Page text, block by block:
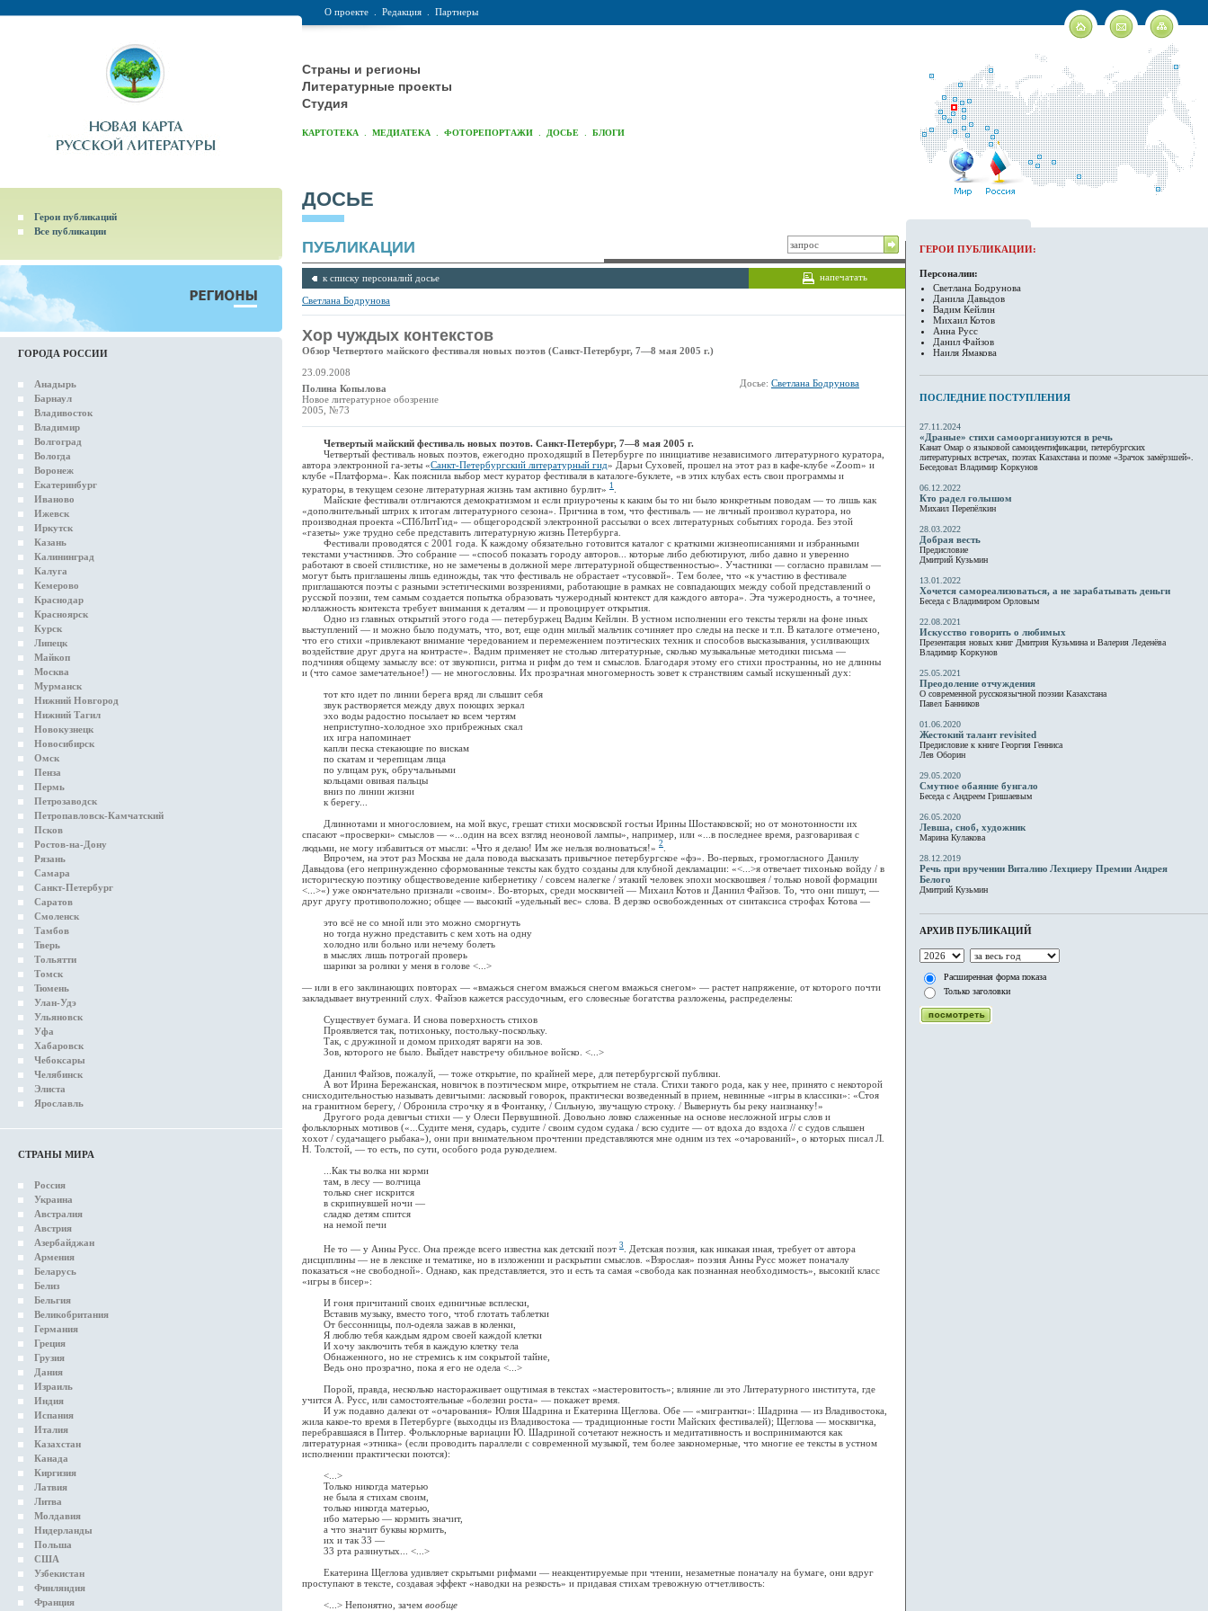
О проекте Редакция Партнеры
Страны и регионы
Литературные проекты
Студия
КАРТОТЕКА МЕДИАТЕКА ФОТОРЕПОРТАЖИ ДОСЬЕ БЛОГИ
Герои публикаций
Все публикации
ГОРОДА РОССИИ
Анадырь
Барнаул
Владивосток
Владимир
Волгоград
Вологда
Воронеж
Екатеринбург
Иваново
Ижевск
Иркутск
Казань
Калининград
Калуга
Кемерово
Краснодар
Красноярск
Курск
Липецк
Майкоп
Москва
Мурманск
Нижний Новгород
Нижний Тагил
Новокузнецк
Новосибирск
Омск
Пенза
Пермь
Петрозаводск
Петропавловск-Камчатский
Псков
Ростов-на-Дону
Рязань
Самара
Санкт-Петербург
Саратов
Смоленск
Тамбов
Тверь
Тольятти
Томск
Тюмень
Улан-Удэ
Ульяновск
Уфа
Хабаровск
Чебоксары
Челябинск
Элиста
Ярославль
СТРАНЫ МИРА
Россия
Украина
Австралия
Австрия
Азербайджан
Армения
Беларусь
Белиз
Бельгия
Великобритания
Германия
Греция
Грузия
Дания
Израиль
Индия
Испания
Италия
Казахстан
Канада
Киргизия
Латвия
Литва
Молдавия
Нидерланды
Польша
США
Узбекистан
Финляндия
Франция
ДОСЬЕ
ПУБЛИКАЦИИ
к списку персоналий досье напечатать
Светлана Бодрунова
Хор чуждых контекстов
Обзор Четвертого майского фестиваля новых поэтов (Санкт-Петербург, 7—8 мая 2005 г.)
23.09.2008
Полина Копылова
Новое литературное обозрение
2005, №73
Досье: Светлана Бодрунова
Четвертый майский фестиваль новых поэтов. Санкт-Петербург, 7—8 мая 2005 г.
Четвертый фестиваль новых поэтов, ежегодно проходящий в Петербурге по инициативе независимого литературного куратора,
автора электронной га-зеты «Санкт-Петербургский литературный гид» Дарьи Суховей, прошел на этот раз в кафе-клубе «Zoom» и
клубе «Платформа». Как пояснила выбор мест куратор фестиваля в каталоге-буклете, «в этих клубах есть свои программы и
кураторы, в текущем сезоне литературная жизнь там активно бурлит» 1
Майские фестивали отличаются демократизмом и если приурочены к каким бы то ни было конкретным поводам — то лишь как
«дополнительный штрих к итогам литературного сезона». Причина в том, что фестиваль — не личный произвол куратора, но
производная проекта «СПбЛитГид» — общегородской электронной рассылки о всех литературных событиях города. Без этой
«газеты» уже трудно себе представить литературную жизнь Петербурга.
Фестивали проводятся с 2001 года. К каждому обязательно готовится каталог с краткими жизнеописаниями и избранными
текстами участников. Это собрание — «способ показать городу авторов... которые либо дебютируют, либо давно и уверенно
работают в своей стилистике, но не замечены в должной мере литературной общественностью». Участники — согласно правилам —
могут быть приглашены лишь единожды, так что фестиваль не обрастает «тусовкой». Тем более, что «к участию в фестивале
приглашаются поэты с разными эстетическими воззрениями, работающие в рамках не совпадающих между собой представлений о
русской поэзии, тем самым создается попытка образовать чужеродный контекст для каждого автора». Эта чужеродность, а точнее,
коллажность контекста требует внимания к деталям — и провоцирует открытия.
Одно из главных открытий этого года — петербуржец Вадим Кейлин. В устном исполнении его тексты теряли на фоне иных
выступлений — и можно было подумать, что, вот, еще один милый мальчик сочиняет про следы на песке и т.п. В каталоге отмечено,
что его стихи «привлекают внимание чередованием и перемежением поэтических техник и способов высказывания, усиливающих
воздействие друг друга на контрасте». Вадим применяет не столько литературные, сколько музыкальные методики письма —
подчиняя общему замыслу все: от звукописи, ритма и рифм до тем и смыслов. Благодаря этому его стихи пространны, но не длинны
и (что самое замечательное!) — не многословны. Их прозрачная многомерность зовет к странствиям самый искушенный дух:
тот кто идет по линии берега вряд ли слышит себя
звук растворяется между двух поющих зеркал
эхо воды радостно посылает ко всем чертям
неприступно-холодное эхо прибрежных скал
их игра напоминает
капли песка стекающие по вискам
по скатам и черепицам лица
по улицам рук, обручальными
кольцами овивая пальцы
вниз по линии жизни
к берегу...
Длиннотами и многословием, на мой вкус, грешат стихи московской гостьи Ирины Шостаковской; но от монотонности их
спасают «просверки» смыслов — «...один на всех взгляд неоновой лампы», например, или «...в последнее время, разговаривая с
людьми, не могу избавиться от мысли: «Что я делаю! Им же нельзя волноваться!» 2
Впрочем, на этот раз Москва не дала повода высказать привычное петербургское «фэ». Во-первых, громогласного Данилу
Давыдова (его непринужденно сформованные тексты как будто созданы для клубной декламации: «<...>я отвечает тихонько войду / в
историческую поэтику обществоведение кибернетику / совсем налегке / этакий человек эпохи москвошвея / только новой формации
<...>«) уже окончательно признали «своим». Во-вторых, среди москвичей — Михаил Котов и Даниил Файзов. То, что они пишут, —
друг другу противоположно; общее — высокий «удельный вес» слова. В дерзко освобожденных от синтаксиса строфах Котова —
это всё не со мной или это можно сморгнуть
но тогда нужно представить с кем хоть на одну
холодно или больно или нечему болеть
в мыслях лишь потрогай проверь
шарики за ролики у меня в голове <...>
— или в его заклинающих повторах — «вмажься снегом вмажься снегом вмажься снегом» — растет напряжение, от которого почти
закладывает внутренний слух. Файзов кажется рассудочным, его словесные богатства разложены, распределены:
Существует бумага. И снова поверхность стихов
Проявляется так, потихоньку, постольку-поскольку.
Так, с дружиной и домом приходят варяги на зов.
Зов, которого не было. Выйдет навстречу обильное войско. <...>
Даниил Файзов, пожалуй, — тоже открытие, по крайней мере, для петербургской публики.
А вот Ирина Бережанская, новичок в поэтическом мире, открытием не стала. Стихи такого рода, как у нее, принято с некоторой
снисходительностью называть девичьими: ласковый говорок, практически возведенный в прием, невинные «игры в классики»: «Стоя
на гранитном берегу, / Обронила строчку я в Фонтанку, / Сильную, звучащую строку. / Вывернуть бы реку наизнанку!»
Другого рода девичьи стихи — у Олеси Первушиной. Довольно ловко слаженные на основе несложной игры слов и
фольклорных мотивов («...Судите меня, сударь, судите / своим судом судака / всю судите — от вдоха до вздоха // с судов слышен
хохот / судачащего рыбака»), они при внимательном прочтении представляются мне одним из тех «очарований», о которых писал Л.
Н. Толстой, — то есть, по сути, особого рода рукоделием.
...Как ты волка ни корми
там, в лесу — волчица
только снег искрится
в скрипнувшей ночи —
сладко детям спится
на немой печи
Не то — у Анны Русс. Она прежде всего известна как детский поэт 3
. Детская поэзия, как никакая иная, требует от автора
дисциплины — не в лексике и тематике, но в изложении и раскрытии смыслов. «Взрослая» поэзия Анны Русс может поначалу
показаться «не свободной». Однако, как представляется, это и есть та самая «свобода как познанная необходимость», высокий класс
«игры в бисер»:
И гоня причитаний своих единичные всплески,
Вставив музыку, вместо того, чтоб глотать таблетки
От бессонницы, пол-одеяла зажав в коленки,
Я люблю тебя каждым ядром своей каждой клетки
И хочу заключить тебя в каждую клетку тела
Обнаженного, но не стремись к им сокрытой тайне,
Ведь оно прозрачно, пока я его не одела <...>
Порой, правда, несколько настораживает ощутимая в текстах «мастеровитость»; влияние ли это Литературного института, где
учится А. Русс, или самостоятельные «болезни роста» — покажет время.
И уж подавно далеки от «очарования» Юлия Шадрина и Екатерина Щеглова. Обе — «мигрантки»: Шадрина — из Владивостока,
жила какое-то время в Петербурге (выходцы из Владивостока — традиционные гости Майских фестивалей); Щеглова — москвичка,
перебравшаяся в Питер. Фольклорные вариации Ю. Шадриной сочетают нежность и медитативность и воспринимаются как
литературная «этника» (если проводить параллели с современной музыкой, тем более закономерные, что многие ее тексты в устном
исполнении практически поются):
<...>
Только никогда матерью
не была я стихам своим,
только никогда матерью,
ибо матерью — кормить значит,
а что значит буквы кормить,
их и так 33 —
33 рта разинутых... <...>
Екатерина Щеглова удивляет скрытыми рифмами — неакцентируемые при чтении, незаметные поначалу на бумаге, они вдруг
проступают в тексте, создавая эффект «наводки на резкость» и придавая стихам тревожную отчетливость:
<...> Непонятно, зачем вообще
ГЕРОИ ПУБЛИКАЦИИ:
Персоналии:
Светлана Бодрунова
Данила Давыдов
Вадим Кейлин
Михаил Котов
Анна Русс
Данил Файзов
Наиля Ямакова
ПОСЛЕДНИЕ ПОСТУПЛЕНИЯ
27.11.2024
«Драные» стихи самоорганизуются в речь
Канат Омар о языковой самоидентификации, петербургских
литературных встречах, поэтах Казахстана и поэме «Зрачок замёрзшей».
Беседовал Владимир Коркунов
06.12.2022
Кто радел голышом
Михаил Перепёлкин
28.03.2022
Добрая весть
Предисловие
Дмитрий Кузьмин
13.01.2022
Хочется самореализоваться, а не зарабатывать деньги
Беседа с Владимиром Орловым
22.08.2021
Искусство говорить о любимых
Презентация новых книг Дмитрия Кузьмина и Валерия Леденёва
Владимир Коркунов
25.05.2021
Преодоление отчуждения
О современной русскоязычной поэзии Казахстана
Павел Банников
01.06.2020
Жестокий талант revisited
Предисловие к книге Георгия Генниса
Лев Оборин
29.05.2020
Смутное обаяние бунгало
Беседа с Андреем Гришаевым
26.05.2020
Левша, сноб, художник
Марина Кулакова
28.12.2019
Речь при вручении Виталию Лехциеру Премии Андрея
Белого
Дмитрий Кузьмин
АРХИВ ПУБЛИКАЦИЙ
Расширенная форма показа
Только заголовки